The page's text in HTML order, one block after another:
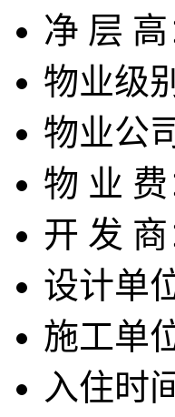
净 层 高
物业级
物业公
物 业 费
开 发 商
设计单
施工单
入住时